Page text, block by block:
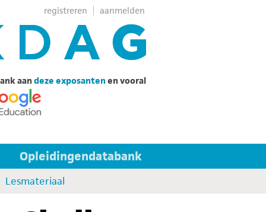
aanmelden
registreren
aan deze exposantenen vooral
Opleidingendatabank
Lesmateriaal